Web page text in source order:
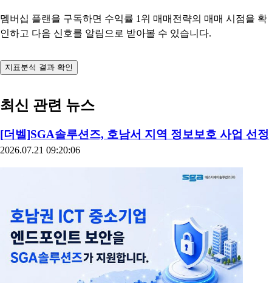
멤버십 플랜을 구독하면 수익률 1위 매매전략의 매매 시점을 확
인하고 다음 신호를 알림으로 받아볼 수 있습니다.
지표분석 결과 확인
최신 관련 뉴스
[더벨]SGA솔루션즈, 호남서 지역 정보보호 사업 선정
2026.07.21 09:20:06